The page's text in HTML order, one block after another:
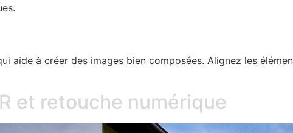
aide à créer des images bien composées. Alignez les
et retouche numérique